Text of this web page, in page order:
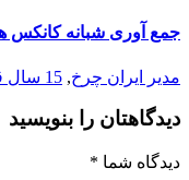
جمع آوری شبانه
مدیر ایران چرخ, 15 سال قبل
دیدگاهتان را بنویسید
دیدگاه شما *